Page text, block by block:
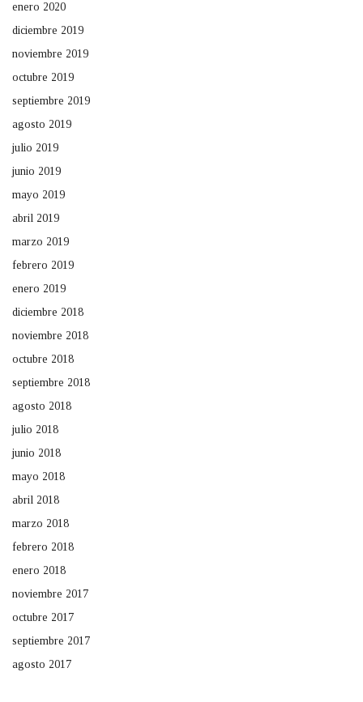
enero 2020
diciembre 2019
noviembre 2019
octubre 2019
septiembre 2019
agosto 2019
julio 2019
junio 2019
mayo 2019
abril 2019
marzo 2019
febrero 2019
enero 2019
diciembre 2018
noviembre 2018
octubre 2018
septiembre 2018
agosto 2018
julio 2018
junio 2018
mayo 2018
abril 2018
marzo 2018
febrero 2018
enero 2018
noviembre 2017
octubre 2017
septiembre 2017
agosto 2017